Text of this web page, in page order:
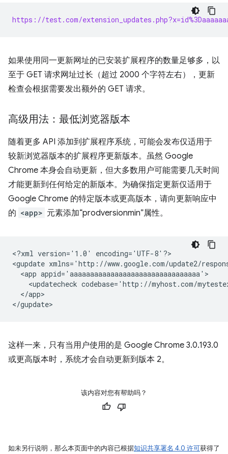
https://test.com/
如果使用同一更新网址的已安装扩展程序的数量足够多，以
至于 GET 请求网址过长（超过 2000 个字符左右），更新
检查会根据需要发出额外的 GET 请求。
高级用法：最低浏览器版本
随着更多 API 添加到扩展程序系统，可能会发布仅适用于
较新浏览器版本的扩展程序更新版本。虽然 Google
Chrome 本身会自动更新，但大多数用户可能需要几天时间
才能更新到任何给定的新版本。为确保指定更新仅适用于
Google Chrome 的特定版本或更高版本，请向更新响应中
的 <app> 元素添加“prodversionmin”属性。
<?xml version='1.0'
encoding='UTF-8'?>
<gupdate xmlns='http://www.google.com/update2/
<app
<updatecheck codebase='http://myhost.com/
</app>
这样一来，只有当用户使用的是 Google Chrome 3.0.193.0
或更高版本时，系统才会自动更新到版本 2。
该内容对您有帮助吗？
如未另行说明，那么本页面中的内容已根据知识共享署名 4.0 许可获得了